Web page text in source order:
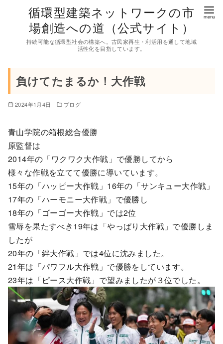
循環型建築ネットワークの市
場創造への道（公式サイト）
持続可能な循環型社会の構築へ。古民家再生・利活用を通して地域
活性化を目指しています。
負けてたまるか！大作戦
2024年1月4日 ブログ
青山学院の箱根総合優勝
原監督は
2014年の「ワクワク大作戦」で優勝してから
様々な作戦を立てて優勝に導いています。
15年の「ハッピー大作戦」16年の「サンキュー大作戦」
17年の「ハーモニー大作戦」で優勝し
18年の「ゴーゴー大作戦」では2位
雪辱を果たすべき19年は「やっぱり大作戦」で優勝しま
したが
20年の「絆大作戦」では4位に沈みました。
21年は「パワフル大作戦」で優勝をしています。
23年は「ピース大作戦」で望みましたが３位でした。